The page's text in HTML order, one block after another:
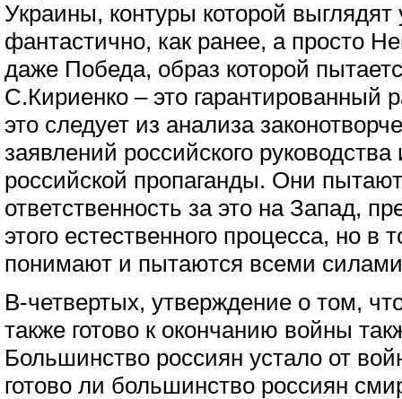
Украины, контуры которой выглядят
фантастично, как ранее, а просто
даже Победа, образ которой
С.Кириенко – это гарантированный
это следует из анализа
заявлений российского
российской пропаганды. Они
ответственность за это на Запад,
этого естественного процесса, но в
понимают и пытаются всеми силами
В-четвертых, утверждение о том,
также готово к окончанию войны
Большинство россиян устало от
готово ли большинство россиян